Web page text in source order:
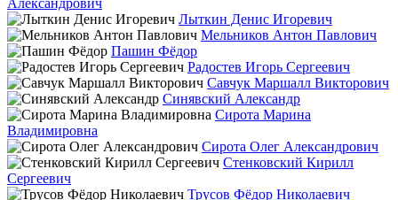
Лыткин Денис Игоревич
Мельников Антон Павлович
Пашин Фёдор
Радостев Игорь Сергеевич
Савчук Маршалл Викторович
Синявский Александр
Сирота Марина
Владимировна
Сирота Олег Александрович
Стенковский Кирилл
Сергеевич
Трусов Фёдор Николаевич